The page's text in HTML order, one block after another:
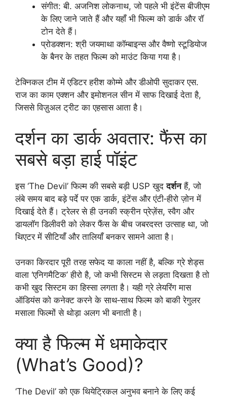
संगीत: बी. अजनिश लोकनाथ, जो पहले भी इंटेंस बीजीएम
के लिए जाने जाते हैं और यहाँ भी फिल्म को डार्क और रॉ
टोन देते हैं।
प्रोडक्शन: श्री जयमाथा कॉम्बाइन्स और वैष्णो स्टूडियोज
के बैनर के तहत फिल्म को माउंट किया गया है।
टेक्निकल टीम में एडिटर हरीश कोम्मे और डीओपी सुदाकर एस.
राज का काम एक्शन और इमोशनल सीन में साफ दिखाई देता है,
जिससे विज़ुअल ट्रीट का एहसास आता है।​
दर्शन का डार्क अवतार: फैंस का
सबसे बड़ा हाई पॉइंट
इस ‘The Devil’ फिल्म की सबसे बड़ी USP खुददर्शनहैं, जो
लंबे समय बाद बड़े पर्दे पर एक डार्क, इंटेंस और एंटी‑हीरो ज़ोन में
दिखाई देते हैं। ट्रेलर से ही उनकी स्क्रीन प्रेज़ेंस, स्वैग और
डायलॉग डिलीवरी को लेकर फैंस के बीच जबरदस्त उत्साह था, जो
थिएटर में सीटियाँ और तालियाँ बनकर सामने आता है।
उनका किरदार पूरी तरह सफेद या काला नहीं है, बल्कि ग्रे शेड्स
वाला ‘एनिगमैटिक’ हीरो है, जो कभी सिस्टम से लड़ता दिखता है तो
कभी खुद सिस्टम का हिस्सा लगता है। यही ग्रे लेयरिंग मास
ऑडियंस को कनेक्ट करने के साथ‑साथ फिल्म को बाकी रेगुलर
मसाला फिल्मों से थोड़ा अलग भी बनाती है।
क्या है फिल्म में धमाकेदार
(What’s Good)?
‘The Devil’ को एक थियेट्रिकल अनुभव बनाने के लिए कई